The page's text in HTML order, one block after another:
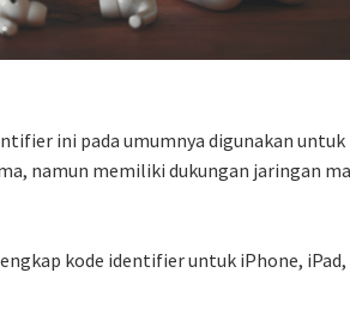
ini pada umumnya digunakan untuk
namun memiliki dukungan jaringan
kode identifier untuk iPhone, iPad,